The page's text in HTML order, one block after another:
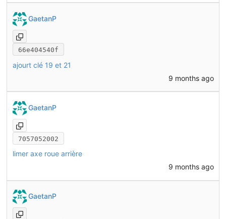
GaetanP
66e404540f
ajourt clé 19 et 21
9 months ago
GaetanP
7057052002
limer axe roue arrière
9 months ago
GaetanP